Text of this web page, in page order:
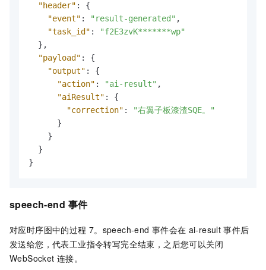
"header" :
{
"event" : "result-generated" ,
"task_id" :
"f2E3zvK*******wp"
} ,
"payload" :
{
"output" :
{
"action" : "ai-result" ,
"aiResult" :
{
"correction" :
"右翼子板漆渣SQE。"
}
}
}
}
speech-end 事件
对应时序图中的过程 7。speech-end 事件会在 ai-result 事件后
发送给您，代表工业指令转写完全结束，之后您可以关闭
WebSocket 连接。